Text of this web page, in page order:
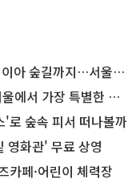
까지…서울둘레길 15코스
특별한 편의점의 정체
로 숲속 피서 떠나볼까
영화관' 무료 상영
카페·어린이 체력장